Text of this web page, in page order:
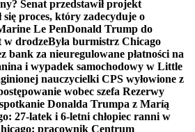
Senat przedstawił projekt
się proces, który zadecyduje o
Le PenDonald Trump do
w drodzeByła burmistrz Chicago
bank za nieuregulowane płatności na
i wypadek samochodowy w Little
nauczycielki CPS wyłowione z
wobec szefa Rezerwy
Donalda Trumpa z Maríą
27-latek i 6-letni chłopiec ranni w
pracownik Centrum